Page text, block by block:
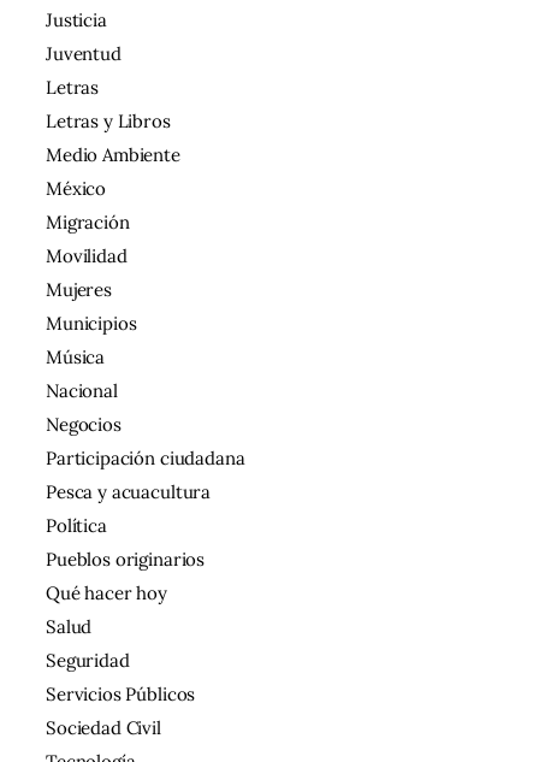
Justicia
Juventud
Letras
Letras y Libros
Medio Ambiente
México
Migración
Movilidad
Mujeres
Municipios
Música
Nacional
Negocios
Participación ciudadana
Pesca y acuacultura
Política
Pueblos originarios
Qué hacer hoy
Salud
Seguridad
Servicios Públicos
Sociedad Civil